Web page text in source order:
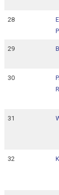
28
29
30
31
32